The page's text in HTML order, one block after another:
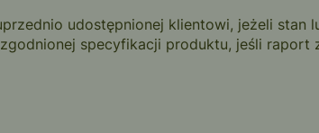
udostępnionej klientowi, jeżeli stan
specyfikacji produktu, jeśli raport